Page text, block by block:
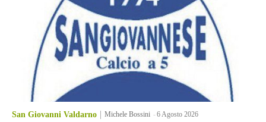
San Giovanni Valdarno Michele Bossini -6 Agosto 2026